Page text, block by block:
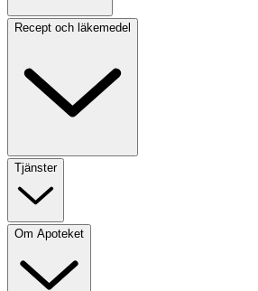
Recept och läkemedel
Tjänster
Om Apoteket